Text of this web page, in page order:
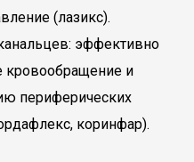
(лазикс).
эффективно
кровообращение и
периферических
коринфар).